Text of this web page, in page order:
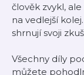
člověk zvykl,
na vedlejší
shrnují svoji
Všechny díly
můžete